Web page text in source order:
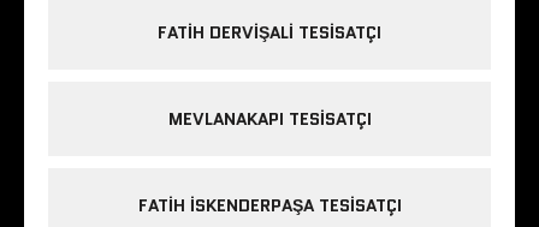
FATIH DERVIŞALI TESISATÇI
MEVLANAKAPI TESISATÇI
FATIH ISKENDERPAŞA TESISATÇI